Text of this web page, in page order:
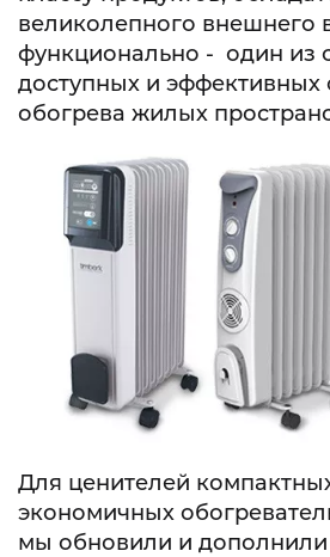
великолепного внешнего
функционально - один из
доступных и эффективных
обогрева жилых
Для ценителей
экономичных
мы обновили и дополнили